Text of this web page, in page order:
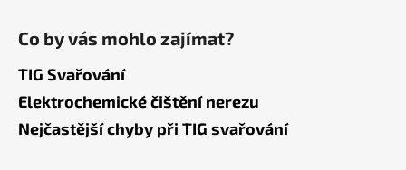
Co by vás mohlo zajímat?
TIG Svařování
Elektrochemické čištění nerezu
Nejčastější chyby při TIG svařování